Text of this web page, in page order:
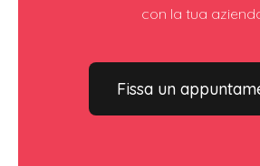
con la tua
Fissa un